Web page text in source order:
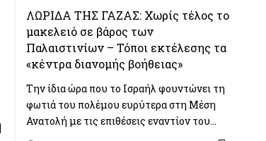
ΛΩΡΙΔΑ ΤΗΣ ΓΑΖΑΣ: Χωρίς τέλος το
μακελειό σε βάρος των
Παλαιστινίων – Τόποι εκτέλεσης τα
«κέντρα διανομής βοήθειας»
Την ίδια ώρα που το Ισραήλ φουντώνει τη
φωτιά του πολέμου ευρύτερα στη Μέση
Ανατολή με τις επιθέσεις εναντίον του…